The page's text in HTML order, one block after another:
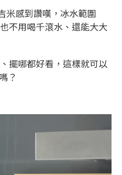
米感到讚嘆，冰水範圍
不用喝千滾水、還能大大
擺哪都好看，這樣就可以
？